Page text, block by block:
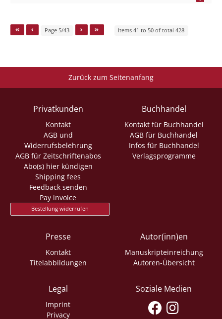
Page 5/43 Items 41 to 50 of total 428
Zurück zum Seitenanfang
Privatkunden
Kontakt
AGB und
Widerrufsbelehrung
AGB für Zeitschriftenabos
Abo(s) hier kündigen
Shipping fees
Feedback senden
Pay invoice
Bestellung widerrufen
Buchhandel
Kontakt für Buchhandel
AGB für Buchhandel
Infos für Buchhandel
Verlagsprogramme
Presse
Kontakt
Titelabbildungen
Autor(inn)en
Manuskripteinreichung
Autoren-Übersicht
Legal
Imprint
Privacy
Soziale Medien